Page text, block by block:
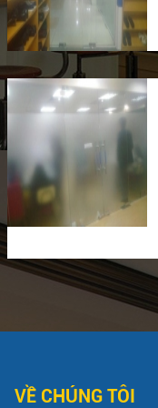
VỀ CHÚNG TÔI